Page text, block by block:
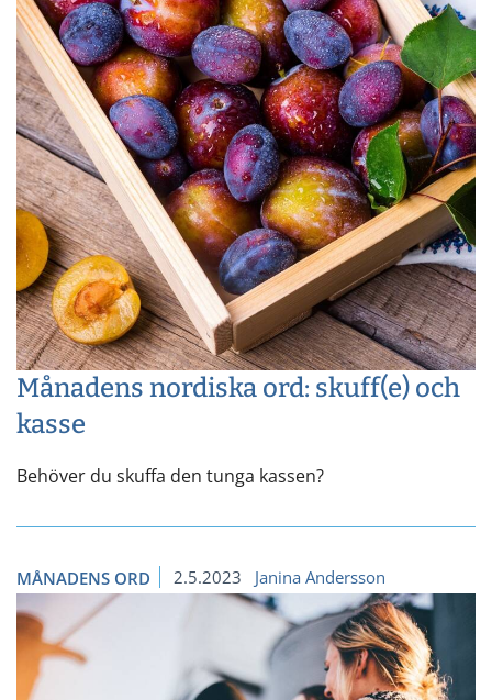
Månadens nordiska ord: skuff(e) och
kasse
Behöver du skuffa den tunga kassen?
MÅNADENS ORD 2.5.2023 Janina Andersson